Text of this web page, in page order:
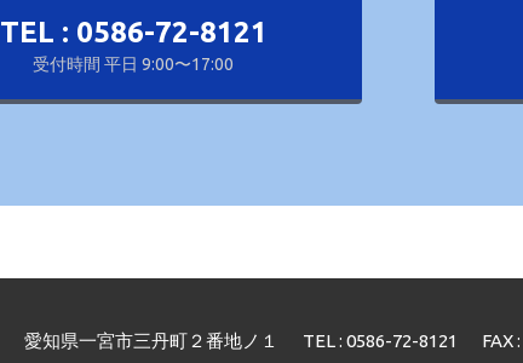
TEL : 0586-72-8121
受付時間 平日 9:00〜17:00
愛知県一宮市三丹町２番地ノ１ TEL : 0586-72-8121 FAX